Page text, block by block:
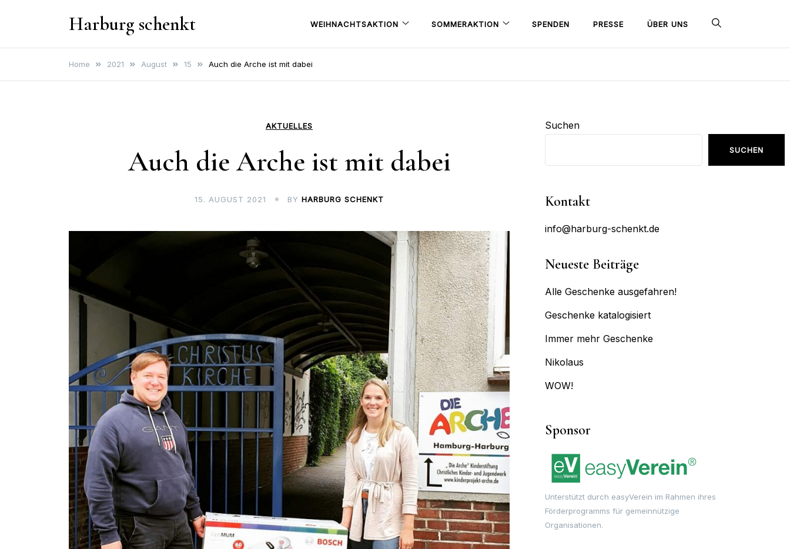
Harburg schenkt WEIHNACHTSAKTION SOMMERAKTION SPENDEN PRESSE ÜBER UNS
Home 2021 August 15 Auch die Arche ist mit dabei
AKTUELLES
Auch die Arche ist mit dabei
15. AUGUST 2021 BY HARBURG SCHENKT
Suchen
SUCHEN
Kontakt
info@harburg-schenkt.de
Neueste Beiträge
Alle Geschenke ausgefahren!
Geschenke katalogisiert
Immer mehr Geschenke
Nikolaus
WOW!
Sponsor
Unterstützt durch easyVerein im Rahmen ihres
Förderprogramms für gemeinnützige
Organisationen.